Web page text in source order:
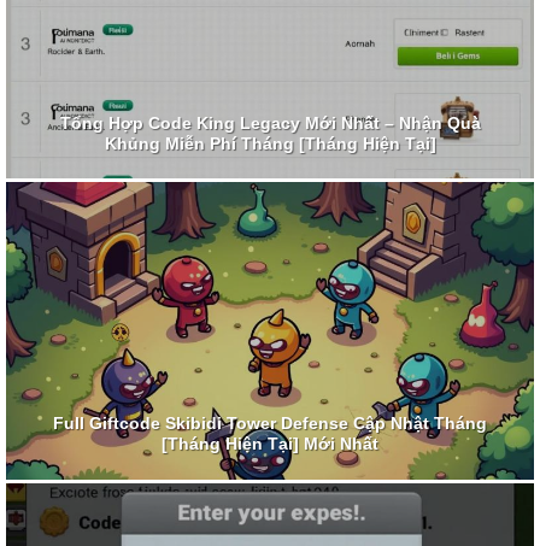
Tổng Hợp Code King Legacy Mới Nhất – Nhận Quà
Khủng Miễn Phí Tháng [Tháng Hiện Tại]
Full Giftcode Skibidi Tower Defense Cập Nhật Tháng
[Tháng Hiện Tại] Mới Nhất